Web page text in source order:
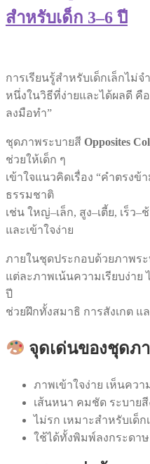
สำหรับเด็ก 3–6 ปี
การเรียนรู้สำหรับเด็กเล็กไม่
หนึ่งในวิธีที่ง่ายและได้ผลดี คื
ลงมือทำ”
ชุดภาพระบายสี Opposites
ช่วยให้เด็ก ๆ
เข้าใจแนวคิดเรื่อง “คำตรงข้า
ธรรมชาติ
เช่น ใหญ่–เล็ก, สูง–เตี้ย, เร็ว
และเข้าใจง่าย
ภายในชุดประกอบด้วยภาพร
แต่ละภาพเน้นความเรียบง่าย
ปี
ช่วยฝึกทั้งสมาธิ การสังเกต
จุดเด่นของชุดภ
ภาพเข้าใจง่าย เห็นคว
เส้นหนา คมชัด ระบายสี
ไม่รก เหมาะสำหรับเด็ก
ใช้ได้ทั้งพิมพ์ลงกระดาษ